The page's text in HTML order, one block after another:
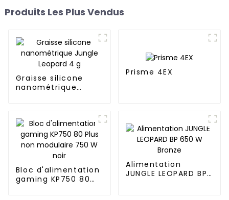
Produits Les Plus Vendus
Graisse silicone
nanométrique
Prisme 4EX
Bloc d'alimentation
gaming KP750 80
Alimentation
JUNGLE LEOPARD BP